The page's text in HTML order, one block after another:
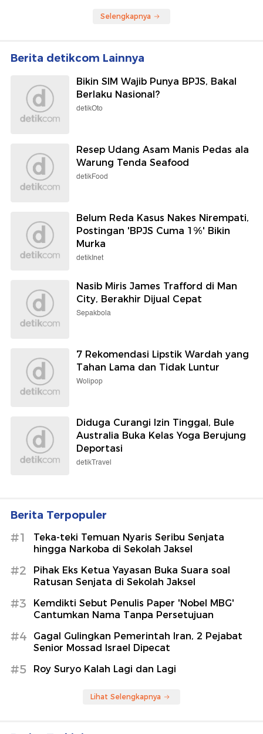
Selengkapnya
Berita detikcom Lainnya
Bikin SIM Wajib Punya BPJS, Bakal
Berlaku Nasional?
detikOto
Resep Udang Asam Manis Pedas ala
Warung Tenda Seafood
detikFood
Belum Reda Kasus Nakes Nirempati,
Postingan 'BPJS Cuma 1%' Bikin
Murka
detikInet
Nasib Miris James Trafford di Man
City, Berakhir Dijual Cepat
Sepakbola
7 Rekomendasi Lipstik Wardah yang
Tahan Lama dan Tidak Luntur
Wolipop
Diduga Curangi Izin Tinggal, Bule
Australia Buka Kelas Yoga Berujung
Deportasi
detikTravel
Berita Terpopuler
#1
Teka-teki Temuan Nyaris Seribu Senjata
hingga Narkoba di Sekolah Jaksel
#2
Pihak Eks Ketua Yayasan Buka Suara soal
Ratusan Senjata di Sekolah Jaksel
#3
Kemdikti Sebut Penulis Paper 'Nobel MBG'
Cantumkan Nama Tanpa Persetujuan
#4
Gagal Gulingkan Pemerintah Iran, 2 Pejabat
Senior Mossad Israel Dipecat
#5 Roy Suryo Kalah Lagi dan Lagi
Lihat Selengkapnya